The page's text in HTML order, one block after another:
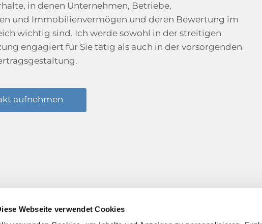
Webseite verwendet Cookies
in denen Unternehmen, Betriebe,
und Immobilienvermögen und deren Bewertung im
wichtig sind. Ich werde sowohl in der streitigen
engagiert für Sie tätig als auch in der vorsorgenden
aufnehmen
Kontakt